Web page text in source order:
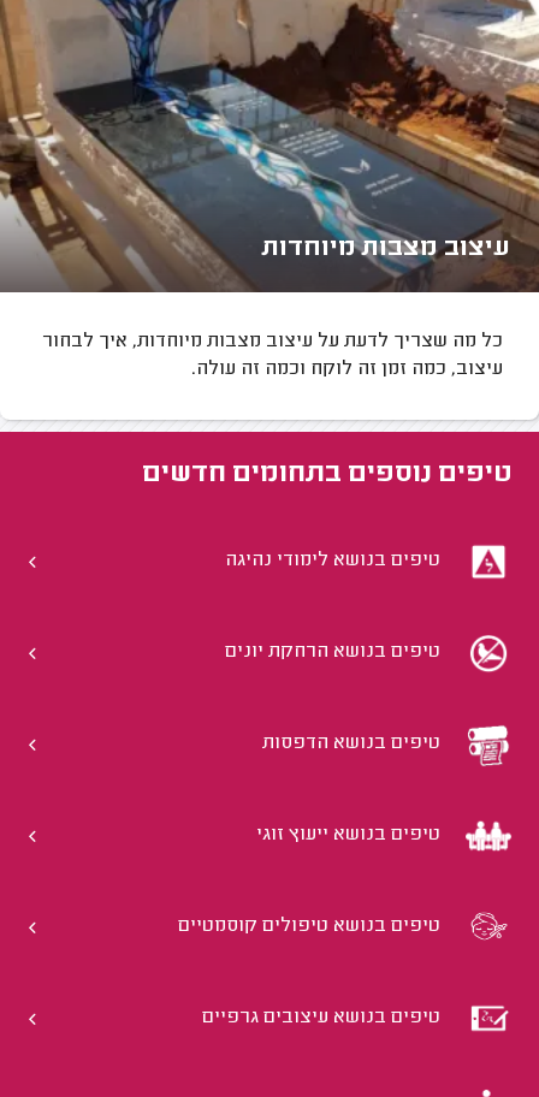
עיצוב מצבות מיוחדות
כל מה שצריך לדעת על עיצוב מצבות מיוחדות, איך לבחור
עיצוב, כמה זמן זה לוקח וכמה זה עולה.
טיפים נוספים בתחומים חדשים
טיפים בנושא לימודי נהיגה
טיפים בנושא הרחקת יונים
טיפים בנושא הדפסות
טיפים בנושא ייעוץ זוגי
טיפים בנושא טיפולים קוסמטיים
טיפים בנושא עיצובים גרפיים